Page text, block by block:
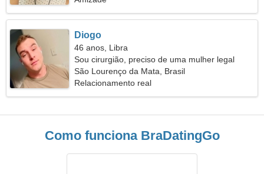
Diogo
46 anos, Libra
Sou cirurgião, preciso de uma mulher legal
São Lourenço da Mata, Brasil
Relacionamento real
Como funciona BraDatingGo